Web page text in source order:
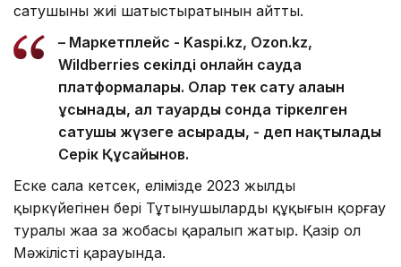
сатушыны жиі шатыстыратынын айтты.
– Маркетплейс - Kaspi.kz, Оzon.kz,
Wildberries секілді онлайн сауда
платформалары. Олар тек сату алаңын
ұсынады, ал тауарды сонда тіркелген
сатушы жүзеге асырады, - деп нақтылады
Серік Құсайынов.
Еске сала кетсек, елімізде 2023 жылдың
қыркүйегінен бері Тұтынушылардың құқығын қорғау
туралы жаңа заң жобасы қаралып жатыр. Қазір ол
Мәжілістің қарауында.